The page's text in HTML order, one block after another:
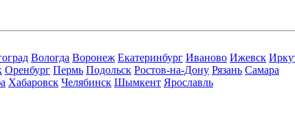
Вологда Воронеж Екатеринбург Иваново Ижевск
Оренбург Пермь Подольск Ростов-на-Дону Рязань Самара
Хабаровск Челябинск Шымкент Ярославль